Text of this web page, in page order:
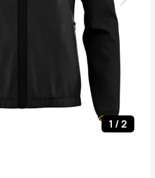
1 / 2